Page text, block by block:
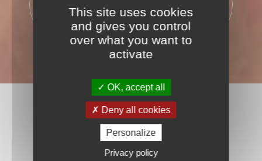
PALETTESThis site uses cookies
and gives you control
over what you want to
activate
OK, accept all
Deny all cookies
Personalize
Privacy policy